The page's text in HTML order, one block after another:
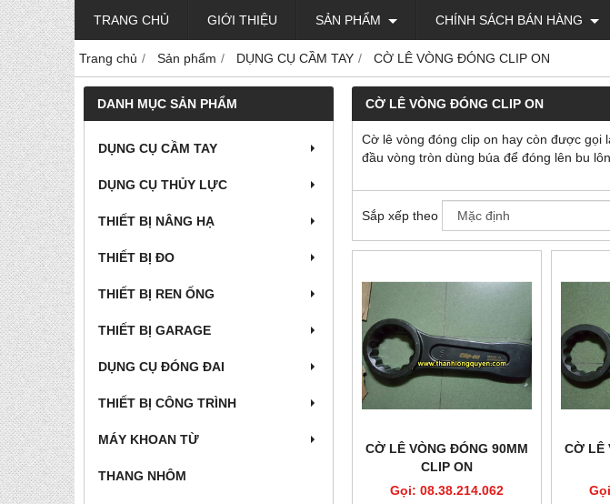
TRANG CHỦ GIỚI THIỆU SẢN PHẨM CHÍNH SÁCH BÁN HÀNG
Trang chủ Sản phẩm DỤNG CỤ CẦM TAY CỜ LÊ VÒNG ĐÓNG CLIP ON
DANH MỤC SẢN PHẨM
DỤNG CỤ CẦM TAY
DỤNG CỤ THỦY LỰC
THIẾT BỊ NÂNG HẠ
THIẾT BỊ ĐO
THIẾT BỊ REN ỐNG
THIẾT BỊ GARAGE
DỤNG CỤ ĐÓNG ĐAI
THIẾT BỊ CÔNG TRÌNH
MÁY KHOAN TỪ
THANG NHÔM
CỜ LÊ VÒNG ĐÓNG CLIP ON
Cờ lê vòng đóng clip on hay còn được gọi
đầu vòng tròn dùng búa để đóng lên bu
Sắp xếp theo
CỜ LÊ VÒNG ĐÓNG 90MM
CLIP ON
Gọi: 08.38.214.062
CỜ LÊ